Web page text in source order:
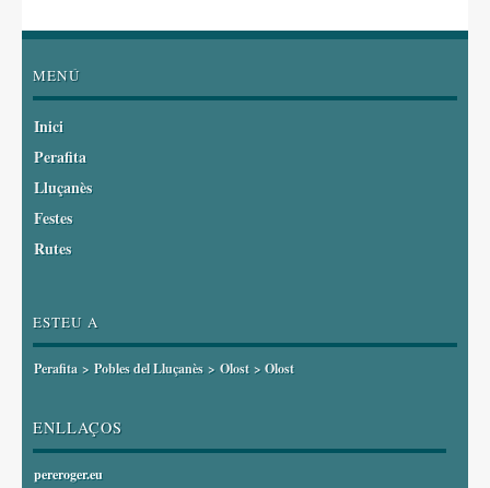
MENÚ
Inici
Perafita
Lluçanès
Festes
Rutes
ESTEU A
Perafita > Pobles del Lluçanès > Olost > Olost
ENLLAÇOS
pereroger.eu